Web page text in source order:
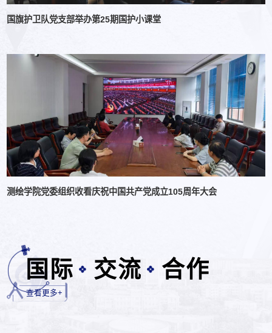
国旗护卫队党支部举办第25期国护小课堂
测绘学院党委组织收看庆祝中国共产党成立105周年大会
国际 交流 合作
查看更多+